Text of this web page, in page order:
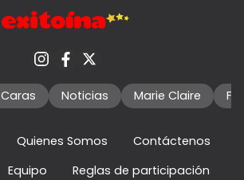
Caras Noticias Marie Claire
Quienes Somos
Contáctenos
Equipo
Reglas de participación